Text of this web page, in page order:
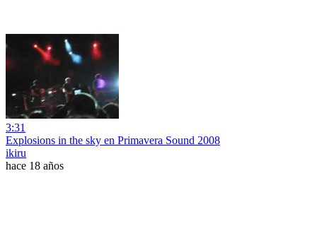
3:31
Explosions in the sky en Primavera Sound 2008
ikiru
hace 18 años